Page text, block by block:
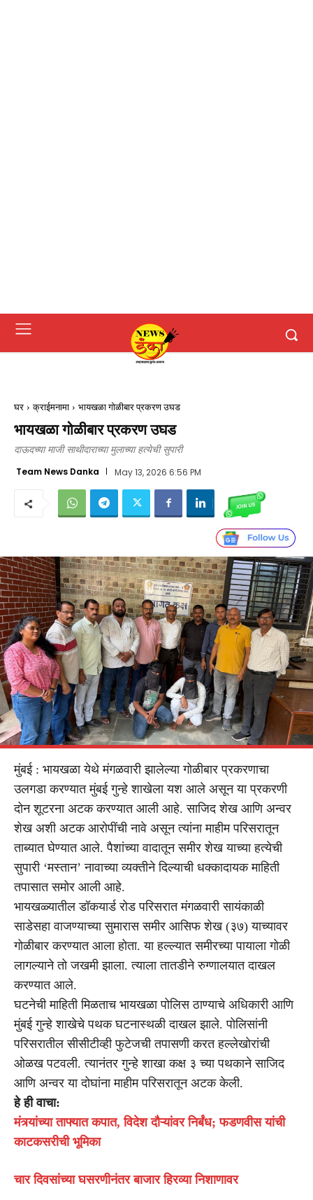
घर क्राईमनामा भायखळा गोळीबार प्रकरण उघड
भायखळा गोळीबार प्रकरण उघड
दाऊदच्या माजी साथीदाराच्या मुलाच्या हत्येची सुपारी
Team News Danka May 13, 2026 6:56 PM
मुंबई : भायखळा येथे मंगळवारी झालेल्या गोळीबार प्रकरणाचा
उलगडा करण्यात मुंबई गुन्हे शाखेला यश आले असून या प्रकरणी
दोन शूटरना अटक करण्यात आली आहे. साजिद शेख आणि अन्वर
शेख अशी अटक आरोपींची नावे असून त्यांना माहीम परिसरातून
ताब्यात घेण्यात आले. पैशांच्या वादातून समीर शेख याच्या हत्येची
सुपारी ‘मस्तान’ नावाच्या व्यक्तीने दिल्याची धक्कादायक माहिती
तपासात समोर आली आहे.
भायखळ्यातील डॉकयार्ड रोड परिसरात मंगळवारी सायंकाळी
साडेसहा वाजण्याच्या सुमारास समीर आसिफ शेख (३७) याच्यावर
गोळीबार करण्यात आला होता. या हल्ल्यात समीरच्या पायाला गोळी
लागल्याने तो जखमी झाला. त्याला तातडीने रुग्णालयात दाखल
करण्यात आले.
घटनेची माहिती मिळताच भायखळा पोलिस ठाण्याचे अधिकारी आणि
मुंबई गुन्हे शाखेचे पथक घटनास्थळी दाखल झाले. पोलिसांनी
परिसरातील सीसीटीव्ही फुटेजची तपासणी करत हल्लेखोरांची
ओळख पटवली. त्यानंतर गुन्हे शाखा कक्ष ३ च्या पथकाने साजिद
आणि अन्वर या दोघांना माहीम परिसरातून अटक केली.
हे ही वाचा:
मंत्र्यांच्या ताफ्यात कपात, विदेश दौऱ्यांवर निर्बंध; फडणवीस यांची
काटकसरीची भूमिका
चार दिवसांच्या घसरणीनंतर बाजार हिरव्या निशाणावर